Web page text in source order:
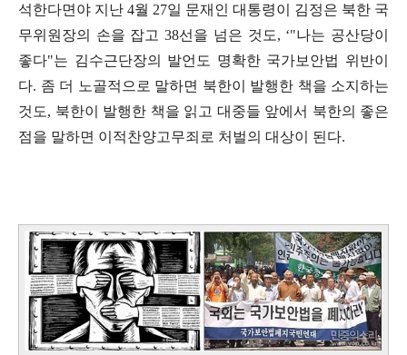
석한다면야 지난 4월 27일 문재인 대통령이 김정은 북한 국
무위원장의 손을 잡고38선을 넘은 것도, ‘"나는 공산당이
좋다"는 김수근단장의 발언도 명확한 국가보안법 위반이
다. 좀 더 노골적으로 말하면 북한이 발행한 책을 소지하는
것도, 북한이 발행한 책을 읽고 대중들 앞에서 북한의 좋은
점을 말하면 이적찬양고무죄로 처벌의 대상이 된다.